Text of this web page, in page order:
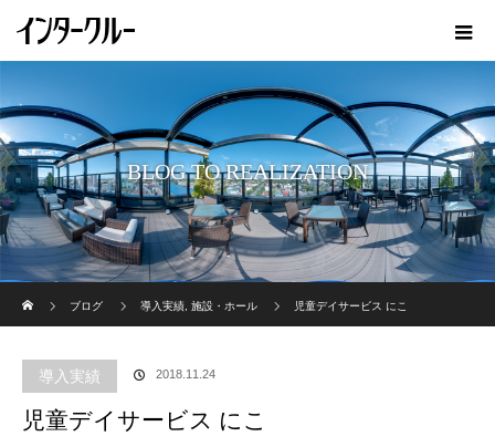
BLOG TO REALIZATION
ブログ
導入実績 施設・ホール 児童デイサービス にこ
導入実績 2018.11.24
児童デイサービス にこ